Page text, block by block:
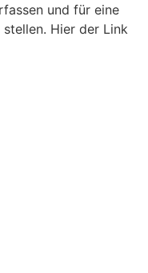
und für eine
Hier der Link